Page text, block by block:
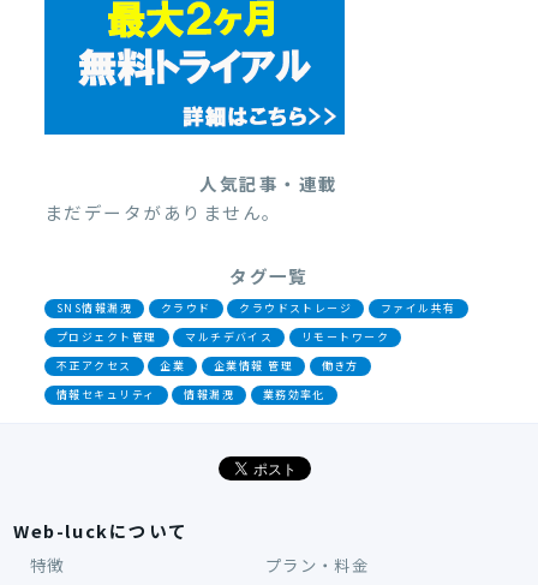
人気記事・連載
まだデータがありません。
タグ一覧
SNS情報漏洩 クラウド クラウドストレージ
ファイル共有
プロジェクト管理
マルチデバイス
リモートワーク
不正アクセス
企業 企業情報 管理
働き方
情報セキュリティ
情報漏洩 業務効率化
Web-luckについて
特徴 プラン・料金